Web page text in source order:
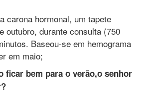
carona hormonal, um tapete
outubro, durante consulta (750
Baseou-se em hemograma
em maio;
ficar bem para o verão,o senhor